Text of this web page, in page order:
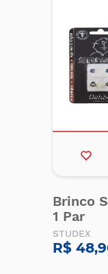
Brinco
1 Par
STUDEX
R$